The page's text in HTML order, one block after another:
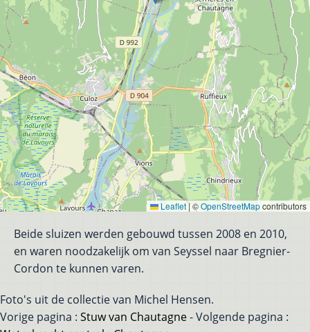
Leaflet|©OpenStreetMapcontributors
Beide sluizen werden gebouwd tussen 2008 en 2010,
en waren noodzakelijk om van Seyssel naar Bregnier-
Cordon te kunnen varen.
Foto's uit de collectie van Michel Hensen.
Vorige pagina : Stuw van Chautagne- Volgende pagina :